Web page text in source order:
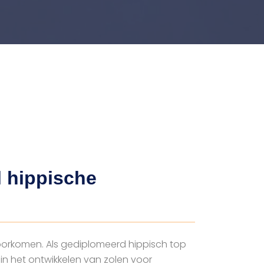
hippische
Als gediplomeerd hippisch top
het ontwikkelen van zolen voor